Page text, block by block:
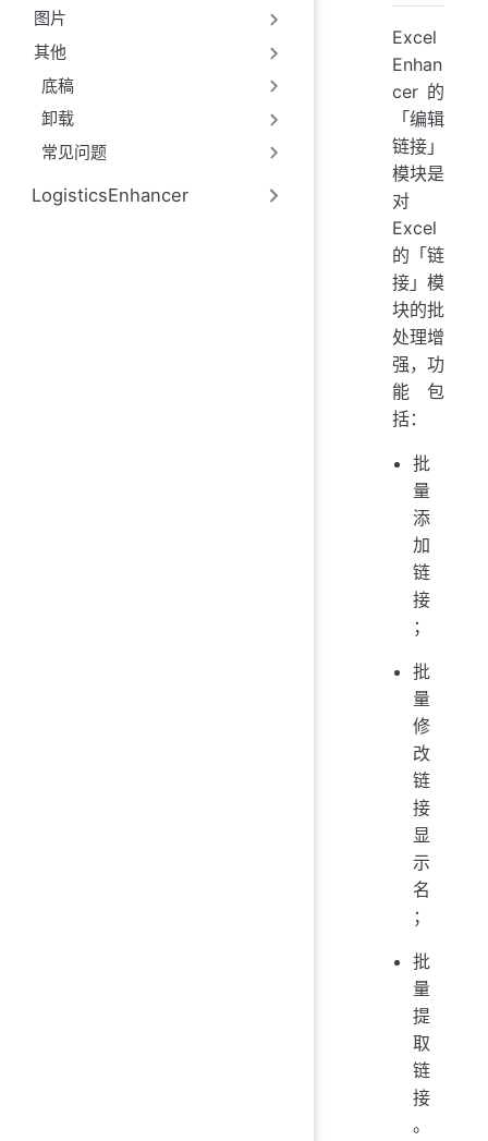
图片
其他
底稿
卸载
常见问题
LogisticsEnhancer
Excel
Enhan
cer 的
「编辑
链接」
模块是
对
Excel
的「链
接」模
块的批
处理增
强，功
能包
括：
批
量
添
加
链
接
；
批
量
修
改
链
接
显
示
名
；
批
量
提
取
链
接
。